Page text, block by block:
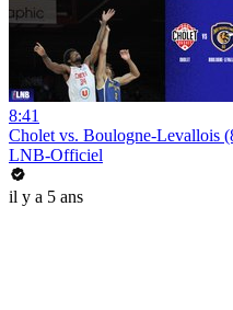
8:41
Cholet vs. Boulogne-Levallois
LNB-Officiel
il y a 5 ans